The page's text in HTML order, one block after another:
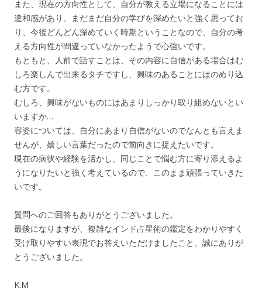
また、現在の方向性として、自分が教える立場になることには
違和感があり、まだまだ自分の学びを深めたいと強く思ってお
り、今後どんどん深めていく時期ということなので、自分の考
える方向性が間違っていなかったようで心強いです。
もともと、人前で話すことは、その内容に自信がある場合はむ
しろ楽しんで出来るタチですし、興味のあることにはのめり込
む方です。
むしろ、興味がないものにはあまりしっかり取り組めないとい
いますか…
容姿については、自分にあまり自信がないのでなんとも言えま
せんが、嬉しい言葉だったので前向きに捉えたいです。
現在の病状や経験を活かし、同じことで悩む方に寄り添えるよ
うになりたいと強く考えているので、このまま頑張っていきた
いです。
質問へのご回答もありがとうございました。
最後になりますが、複雑なインド占星術の鑑定をわかりやすく
受け取りやすい表現でお答えいただけましたこと、誠にありが
とうございました。
K.M